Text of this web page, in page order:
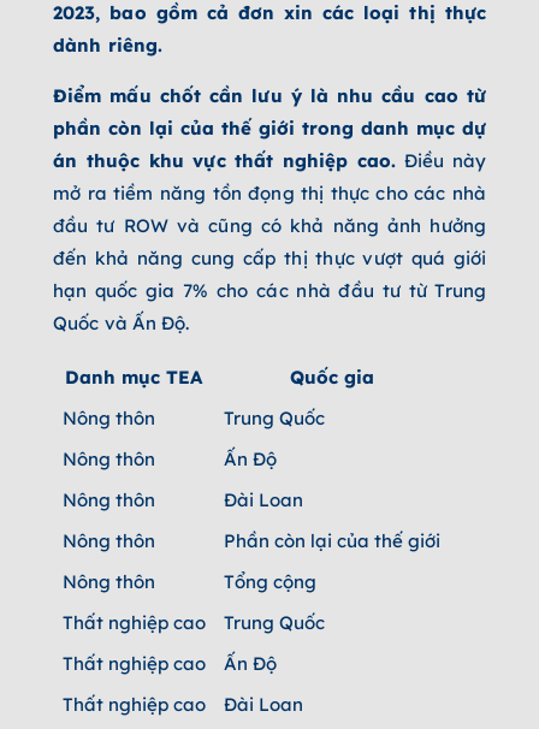
2023, bao gồm cả đơn xin các loại thị thực
dành riêng.
Điểm mấu chốt cần lưu ý là nhu cầu cao từ
phần còn lại của thế giới trong danh mục dự
án thuộc khu vực thất nghiệp cao. Điều này
mở ra tiềm năng tồn đọng thị thực cho các nhà
đầu tư ROW và cũng có khả năng ảnh hưởng
đến khả năng cung cấp thị thực vượt quá giới
hạn quốc gia 7% cho các nhà đầu tư từ Trung
Quốc và Ấn Độ.
Danh mục TEA Quốc gia
Nông thôn
Trung Quốc
Nông thôn
Ấn Độ
Nông thôn
Đài Loan
Nông thôn
Phần còn lại của thế giới
Nông thôn
Tổng cộng
Thất nghiệp cao
Trung Quốc
Thất nghiệp cao
Ấn Độ
Thất nghiệp cao
Đài Loan